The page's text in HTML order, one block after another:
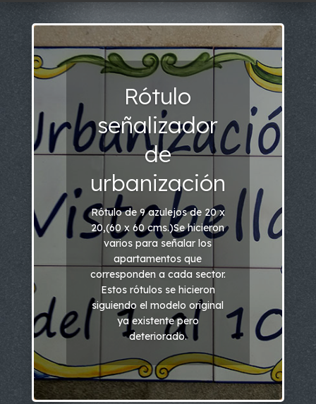
Rótulo
señalizador
de
urbanización
Rótulo de 9 azulejos de 20 x
20,(60 x 60 cms.)Se hicieron
varios para señalar los
apartamentos que
corresponden a cada sector.
Estos rótulos se hicieron
siguiendo el modelo original
ya existente pero
deteriorado.